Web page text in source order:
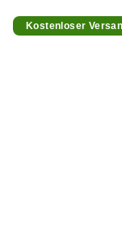
Kostenloser